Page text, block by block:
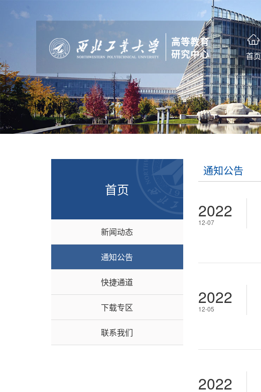
高等教育
研究中心
首页
首页
新闻动态
通知公告
快捷通道
下载专区
联系我们
通知公告
2022
12-07
2022
12-05
2022